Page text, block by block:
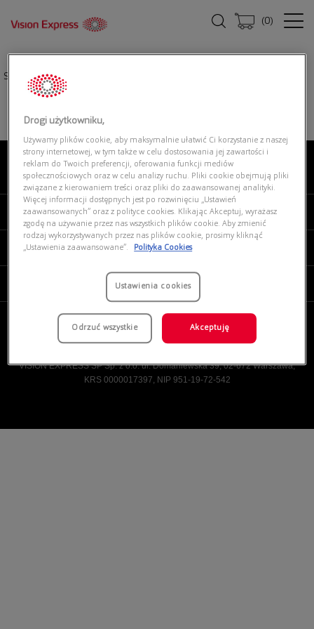
(0)
Strona główna|
O NAS
MOJE VISION EXPRESS
PRODUKTY I USŁUGI
VISION EXPRESS SP Sp. z o.o. ul. Domaniewska 39, 02-672 Warszawa,
KRS 0000017397, NIP 951-19-72-542
Drogi użytkowniku,
Używamy plików cookie, aby maksymalnie ułatwić Ci korzystanie z naszej
strony internetowej, w tym także w celu dostosowania jej zawartości i
reklam do Twoich preferencji, oferowania funkcji mediów
społecznościowych oraz w celu analizy ruchu. Pliki cookie obejmują pliki
związane z kierowaniem treści oraz pliki do zaawansowanej analityki.
Więcej informacji dostępnych jest po rozwinięciu „Ustawień
zaawansowanych” oraz z polityce cookies. Klikając Akceptuj, wyrażasz
zgodę na używanie przez nas wszystkich plików cookie. Aby zmienić
rodzaj wykorzystywanych przez nas plików cookie, prosimy kliknąć
„Ustawienia zaawansowane”.
Polityka Cookies
Ustawienia cookies
Odrzuć wszystkie Akceptuję